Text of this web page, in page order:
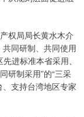
权局局长黄水木介
同研制、共同使用
进标准本省采用、
研制采用”的“三采
支持台湾地区专家